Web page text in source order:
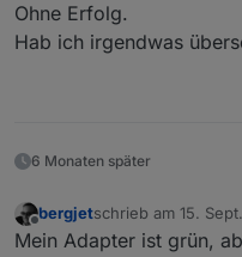
Ohne Erfolg.
Hab ich irgendwas
6 Monaten später
Offline
bergjetschrieb am 15.
zuletzt editiert von
Mein Adapter ist grün,